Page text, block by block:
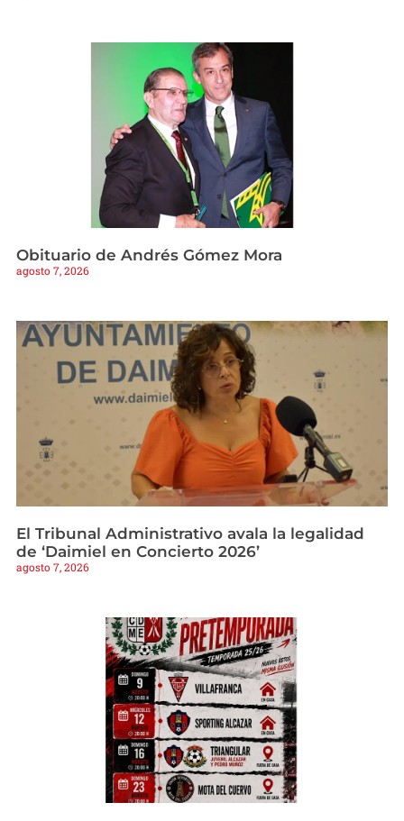
Obituario de Andrés Gómez Mora
agosto 7, 2026
El Tribunal Administrativo avala la legalidad
de ‘Daimiel en Concierto 2026’
agosto 7, 2026